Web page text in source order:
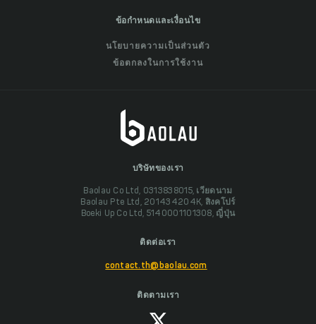
ข้อกำหนดและเงื่อนไข
นโยบายความเป็นส่วนตัว
ข้อตกลงในการใช้งาน
บริษัทของเรา
Baolau Co Ltd, 0313838015, เวียดนาม
Baolau Pte Ltd, 201434204K, สิงคโปร์
Boeki Up Co Ltd, 5140001101308, ญี่ปุ่น
ติดต่อเรา
contact.th@baolau.com
ติดตามเรา